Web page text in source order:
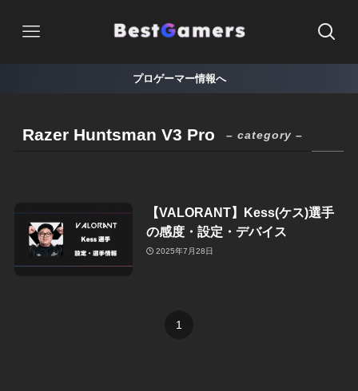
プロゲーマー情報へ
Razer Huntsman V3 Pro – category –
【VALORANT】Kess(ケス)選手
の感度・設定・デバイス
2025年7月28日
1